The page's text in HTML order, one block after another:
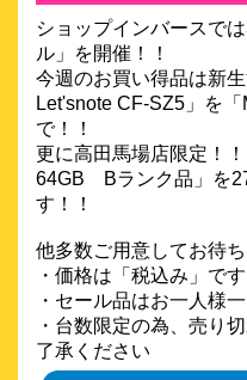
ショップインバースで
ル」を開催！！
今週のお買い得品は新
Let'snote CF-SZ5」を
で！！
更に高田馬場店限定
64GB Bランク品」を
す！！
他多数ご用意してお待
・価格は「税込み」です
・セール品はお一人様
・台数限定の為、売り
了承ください